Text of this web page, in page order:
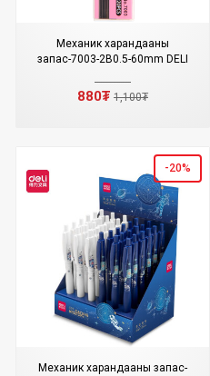
Механик харандааны
запас-7003-2B0.5-60mm DELI
880₮ 1,100₮
-20%
Механик харандааны запас-